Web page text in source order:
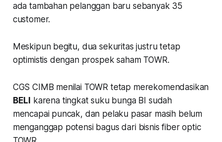
ada tambahan pelanggan baru sebanyak 35
customer.
Meskipun begitu, dua sekuritas justru tetap
optimistis dengan prospek saham TOWR.
CGS CIMB menilai TOWR tetap merekomendasikan
BELI karena tingkat suku bunga BI sudah
mencapai puncak, dan pelaku pasar masih belum
menganggap potensi bagus dari bisnis fiber optic